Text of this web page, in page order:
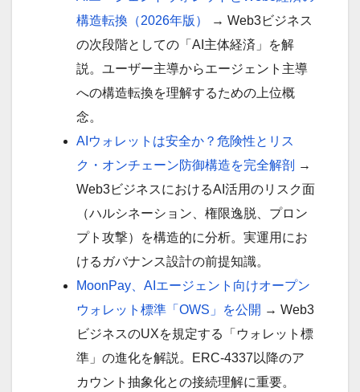
構造転換（2026年版）
→ Web3ビジネス
の次段階としての「AI主体経済」を解
説。ユーザー主導からエージェント主導
への構造転換を理解するための上位概
念。
AIウォレットは安全か？危険性とリス
ク・オンチェーン防御構造を完全解剖
→
Web3ビジネスにおけるAI活用のリスク面
（ハルシネーション、権限逸脱、プロン
プト攻撃）を構造的に分析。実運用にお
けるガバナンス設計の前提知識。
MoonPay、AIエージェント向けオープン
ウォレット標準「OWS」を公開 → Web3
ビジネスのUXを規定する「ウォレット標
準」の進化を解説。ERC-4337以降のア
カウント抽象化との接続理解に重要。